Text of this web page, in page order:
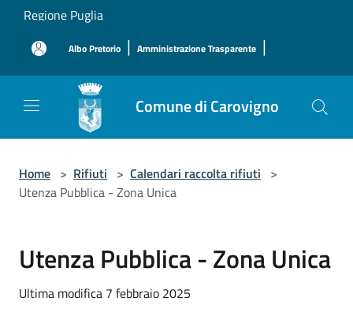
Salta al contenuto principale
Regione Puglia
Albo Pretorio | Amministrazione Trasparente |
Comune di Carovigno
Home > Rifiuti > Calendari raccolta rifiuti >
Utenza Pubblica - Zona Unica
Utenza Pubblica - Zona Unica
Ultima modifica 7 febbraio 2025